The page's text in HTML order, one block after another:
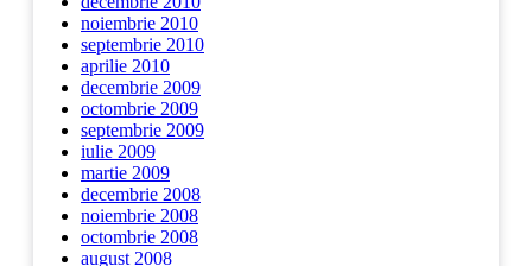
noiembrie 2010
septembrie 2010
aprilie 2010
decembrie 2009
octombrie 2009
septembrie 2009
iulie 2009
martie 2009
decembrie 2008
noiembrie 2008
octombrie 2008
august 2008